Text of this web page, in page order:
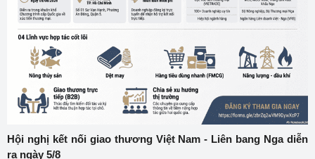
Hội nghị kết nối giao thương Việt Nam - Liên bang Nga diễn
ra ngày 5/8